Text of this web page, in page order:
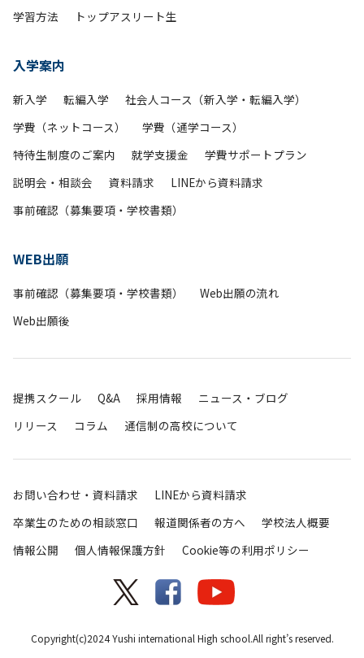
学習方法
トップアスリート生
入学案内
新入学 転編入学
社会人コース（新入学・転編入学）
学費（ネットコース）
学費（通学コース）
特待生制度のご案内
就学支援金
学費サポートプラン
説明会・相談会
資料請求
LINEから資料請求
事前確認（募集要項・学校書類）
WEB出願
事前確認（募集要項・学校書類）
Web出願の流れ
Web出願後
提携スクール Q&A 採用情報
ニュース・ブログ
リリース
コラム 通信制の高校について
お問い合わせ・資料請求
LINEから資料請求
卒業生のための相談窓口
報道関係者の方へ
学校法人概要
情報公開
個人情報保護方針 Cookie等の利用ポリシー
Copyright(c)2024 Yushi international High school.All right’s reserved.